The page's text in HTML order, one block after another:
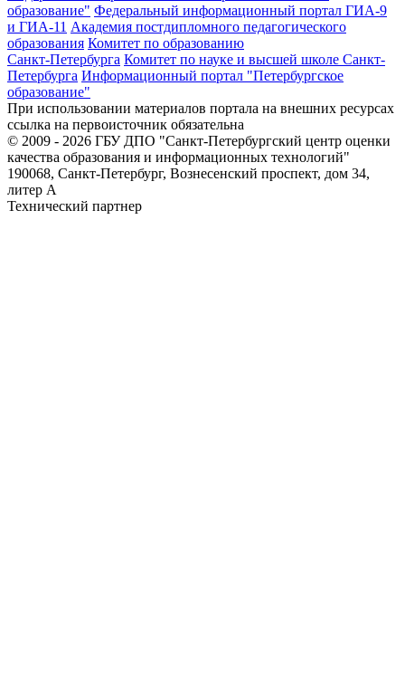
образование" Федеральный информационный портал ГИА-9
и ГИА-11 Академия постдипломного педагогического
образования Комитет по образованию
Санкт-Петербурга Комитет по науке и высшей школе Санкт-
Петербурга Информационный портал "Петербургское
образование"
При использовании материалов портала на внешних ресурсах
ссылка на первоисточник обязательна
© 2009 - 2026 ГБУ ДПО "Санкт-Петербургский центр оценки
качества образования и информационных технологий"
190068, Санкт-Петербург, Вознесенский проспект, дом 34,
литер А
Технический партнер